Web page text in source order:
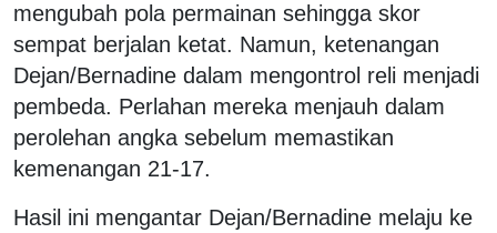
mengubah pola permainan sehingga skor
sempat berjalan ketat. Namun, ketenangan
Dejan/Bernadine dalam mengontrol reli menjadi
pembeda. Perlahan mereka menjauh dalam
perolehan angka sebelum memastikan
kemenangan 21-17.
Hasil ini mengantar Dejan/Bernadine melaju ke